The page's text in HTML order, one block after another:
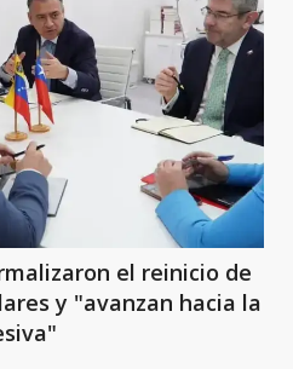
el reinicio de
y "avanzan hacia la